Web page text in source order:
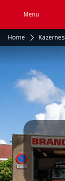
Menu
Home Kazernes